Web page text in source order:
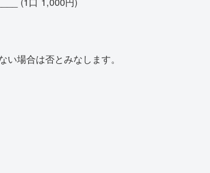
い場合は否とみなします。